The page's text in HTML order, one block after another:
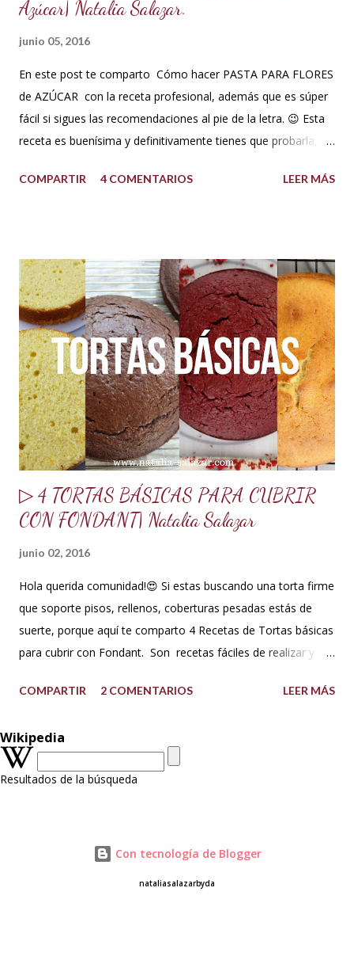
Azúcar| Natalia Salazar.
junio 05, 2016
En este post te comparto Cómo hacer PASTA PARA FLORES
de AZÚCAR con la receta profesional, además que es súper
fácil si sigues las recomendaciones al pie de la letra. 😉 Esta
receta es buenísima y definitivamente tienes que probarla,
súper fina y también soporta los climas más húmedos. Es
azúcar glass o impalpable 15 ml de CMC o Tylose 25 ml de
agua para hidratar la gelatina 1 sobrecito de gelatina sin
sabor o grenetina o 7 g. 10 g de merengue en polvo + 30 ml
de agua para hidratar. Nota: Si no se consigue se puede usar
1 clara de huevo pasteurizado, pero recomiendo mejor el
merengue en polvo, lo venden en tiendas de insumos
reposteros. 10 ml de glucosa o miel de maíz 15 ml de Crisco
o ma...
COMPARTIR 4 COMENTARIOS LEER MÁS
▷ 4 TORTAS BÁSICAS PARA CUBRIR
CON FONDANT| Natalia Salazar
junio 02, 2016
Hola querida comunidad!😍 Si estas buscando una torta firme
que soporte pisos, rellenos, coberturas pesadas estás de
suerte, porque aquí te comparto 4 Recetas de Tortas básicas
para cubrir con Fondant. Son recetas fáciles de realizar y su
comparto dos versiones de la torta de vainilla, la primera con
cobertura de Fondant, butteercream, ganache y el montaje
de varios pisos. A las tortas con base de mantequilla las
puedes tallar porque la textura es compacta al ser BATIDOS
minutos Horneado: 30 minutos Porciones: 18-20 Molde: 20
COMPARTIR 2 COMENTARIOS LEER MÁS
Wikipedia
Resultados de la búsqueda
Con tecnología de Blogger
nataliasalazarbyda